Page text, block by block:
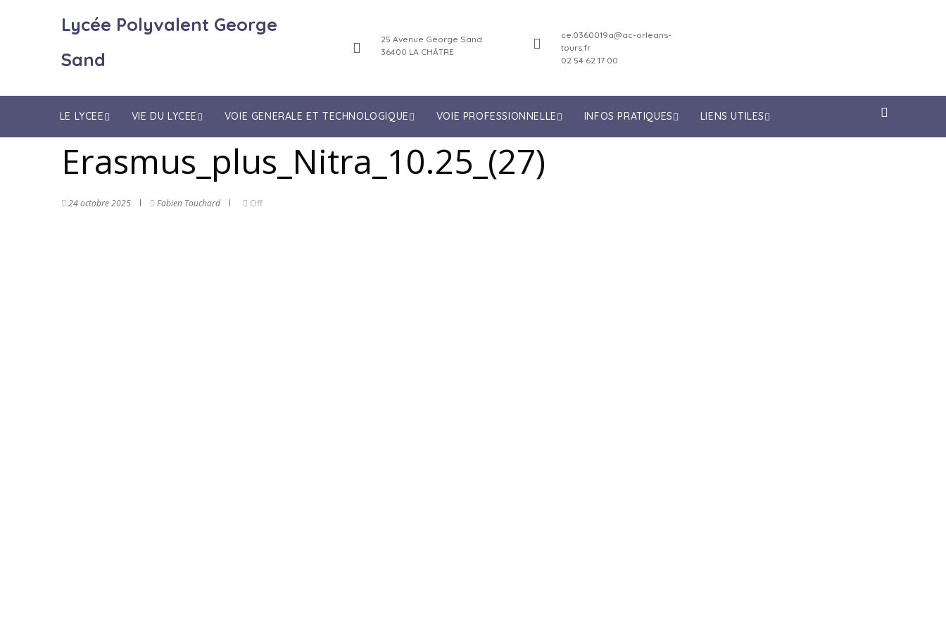
Lycée Polyvalent George
Sand
25 Avenue George Sand
36400 LA CHÂTRE
ce.0360019a@ac-orleans-
tours.fr
02 54 62 17 00
LE LYCEE VIE DU LYCEE VOIE GENERALE ET TECHNOLOGIQUE VOIE PROFESSIONNELLE INFOS PRATIQUES LIENS UTILES
Erasmus_plus_Nitra_10.25_(27)
24 octobre 2025 Fabien Touchard Off